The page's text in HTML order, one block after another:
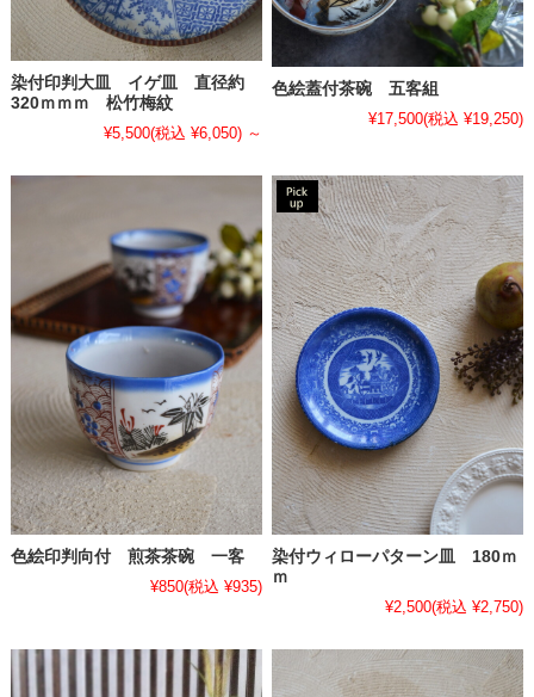
染付印判大皿 イゲ皿 直径約
320ｍｍｍ 松竹梅紋
¥5,500(税込 ¥6,050) ～
色絵蓋付茶碗 五客組
¥17,500(税込 ¥19,250)
色絵印判向付 煎茶茶碗 一客
¥850(税込 ¥935)
染付ウィローパターン皿 180ｍ
ｍ
¥2,500(税込 ¥2,750)